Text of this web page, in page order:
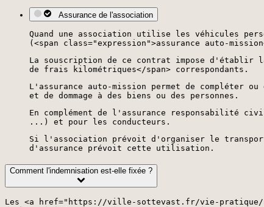
Assurance de l'association
Quand une association utilise les véhicules
(<span class="expression">assurance auto-
La souscription de ce contrat impose d'établir
de frais kilométriques</span> correspondants.
L'assurance auto-mission permet de compléter
et de dommage à des biens ou des personnes.
En complément de l'assurance responsabilité
...) et pour les conducteurs.
Si l'association prévoit d'organiser le
d'assurance prévoit cette utilisation.
Comment l'indemnisation est-elle fixée ?
Les <a href="https://ville-sottevast.fr/vie-pratique/